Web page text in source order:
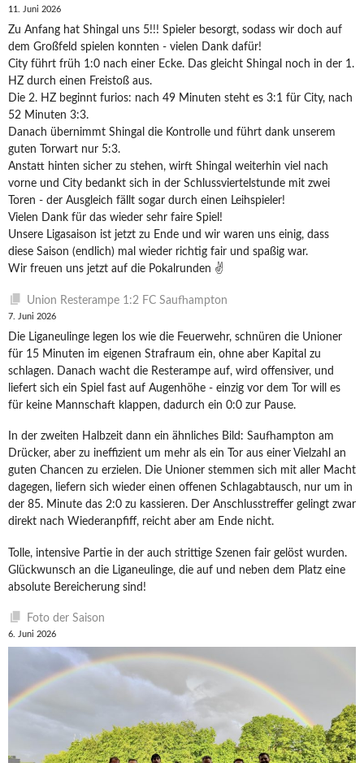
11. Juni 2026
Zu Anfang hat Shingal uns 5!!! Spieler besorgt, sodass wir doch auf
dem Großfeld spielen konnten - vielen Dank dafür!
City führt früh 1:0 nach einer Ecke. Das gleicht Shingal noch in der 1.
HZ durch einen Freistoß aus.
Die 2. HZ beginnt furios: nach 49 Minuten steht es 3:1 für City, nach
52 Minuten 3:3.
Danach übernimmt Shingal die Kontrolle und führt dank unserem
guten Torwart nur 5:3.
Anstatt hinten sicher zu stehen, wirft Shingal weiterhin viel nach
vorne und City bedankt sich in der Schlussviertelstunde mit zwei
Toren - der Ausgleich fällt sogar durch einen Leihspieler!
Vielen Dank für das wieder sehr faire Spiel!
Unsere Ligasaison ist jetzt zu Ende und wir waren uns einig, dass
diese Saison (endlich) mal wieder richtig fair und spaßig war.
Wir freuen uns jetzt auf die Pokalrunden ✌️
Union Resterampe 1:2 FC Saufhampton
7. Juni 2026
Die Liganeulinge legen los wie die Feuerwehr, schnüren die Unioner
für 15 Minuten im eigenen Strafraum ein, ohne aber Kapital zu
schlagen. Danach wacht die Resterampe auf, wird offensiver, und
liefert sich ein Spiel fast auf Augenhöhe - einzig vor dem Tor will es
für keine Mannschaft klappen, dadurch ein 0:0 zur Pause.
In der zweiten Halbzeit dann ein ähnliches Bild: Saufhampton am
Drücker, aber zu ineffizient um mehr als ein Tor aus einer Vielzahl an
guten Chancen zu erzielen. Die Unioner stemmen sich mit aller Macht
dagegen, liefern sich wieder einen offenen Schlagabtausch, nur um in
der 85. Minute das 2:0 zu kassieren. Der Anschlusstreffer gelingt zwar
direkt nach Wiederanpfiff, reicht aber am Ende nicht.
Tolle, intensive Partie in der auch strittige Szenen fair gelöst wurden.
Glückwunsch an die Liganeulinge, die auf und neben dem Platz eine
absolute Bereicherung sind!
Foto der Saison
6. Juni 2026